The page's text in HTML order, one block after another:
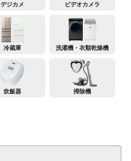
デジカメ ビデオカメラ
冷蔵庫 洗濯機・衣類乾燥機
炊飯器 掃除機